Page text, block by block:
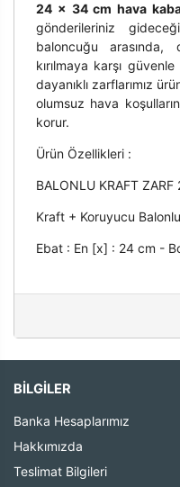
24 x 34 cm hava
gönderileriniz
baloncuğu arasında,
kırılmaya karşı
dayanıklı zarflarımız
olumsuz hava
korur.
Ürün Özellikleri :
BALONLU KRAFT
Kraft + Koruyucu
Ebat : En [x] : 24 cm -
BİLGİLER
Banka Hesaplarımız
Hakkımızda
Teslimat Bilgileri